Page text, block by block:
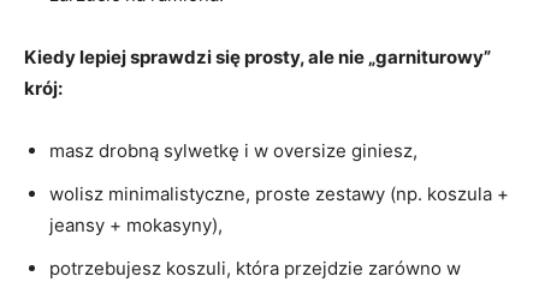
Kiedy lepiej sprawdzi się prosty, ale nie „garniturowy”
krój:
masz drobną sylwetkę i w oversize giniesz,
wolisz minimalistyczne, proste zestawy (np. koszula +
jeansy + mokasyny),
potrzebujesz koszuli, która przejdzie zarówno w